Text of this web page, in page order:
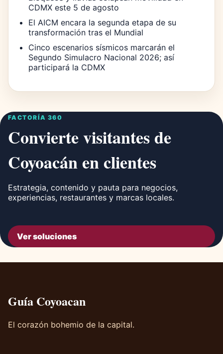
CDMX este 5 de agosto
El AICM encara la segunda etapa de su
transformación tras el Mundial
Cinco escenarios sísmicos marcarán el
Segundo Simulacro Nacional 2026; así
participará la CDMX
FACTORÍA 360
Convierte visitantes de
Coyoacán en clientes
Estrategia, contenido y pauta para negocios,
experiencias, restaurantes y marcas locales.
Ver soluciones
Guía Coyoacan
El corazón bohemio de la capital.